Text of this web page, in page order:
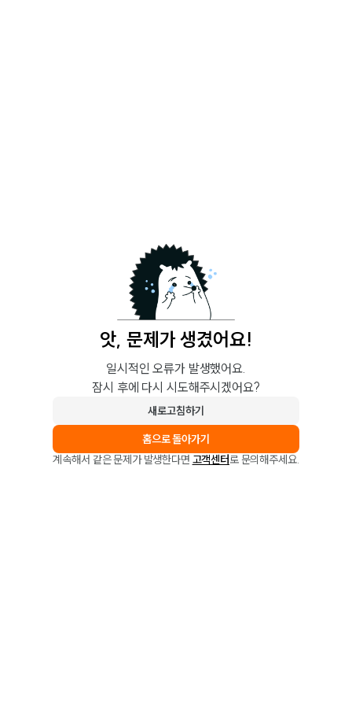
앗, 문제가 생겼어요!
일시적인 오류가 발생했어요.
잠시 후에 다시 시도해주시겠어요?
새로고침하기
홈으로 돌아가기
계속해서 같은 문제가 발생한다면 고객센터로 문의해주세요.